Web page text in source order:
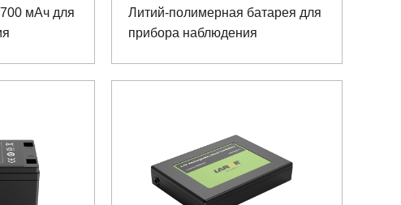
мАч для
Литий-полимерная батарея для
прибора наблюдения